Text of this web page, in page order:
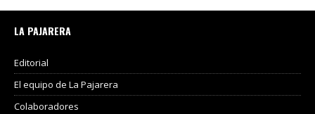
LA PAJARERA
Editorial
El equipo de La Pajarera
Colaboradores